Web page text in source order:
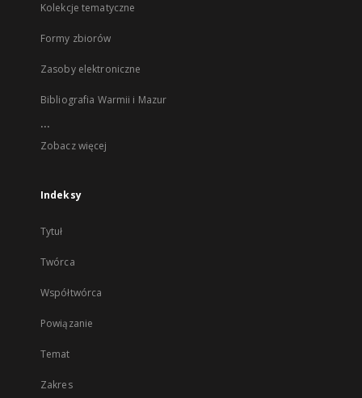
Kolekcje tematyczne
Formy zbiorów
Zasoby elektroniczne
Bibliografia Warmii i Mazur
...
Zobacz więcej
Indeksy
Tytuł
Twórca
Współtwórca
Powiązanie
Temat
Zakres